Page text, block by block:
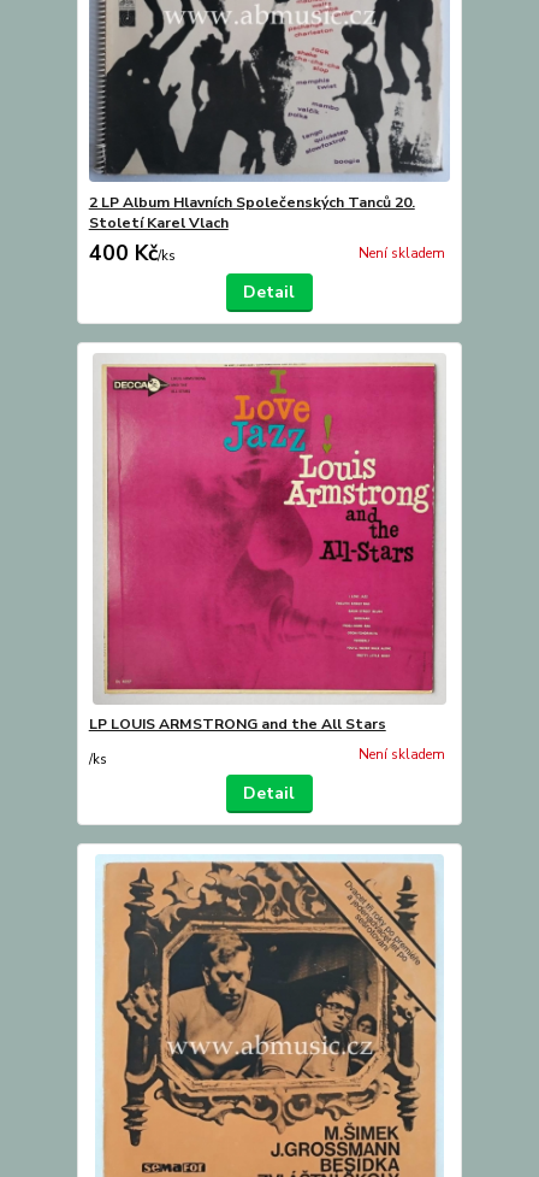
2 LP Album Hlavních Společenských Tanců 20.
Století Karel Vlach
400 Kč/ks Není skladem
Detail
LP LOUIS ARMSTRONG and the All Stars
/ks Není skladem
Detail